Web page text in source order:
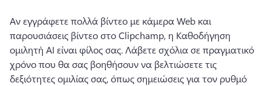
Αν εγγράφετε πολλά βίντεο με κάμερα Web και
παρουσιάσεις βίντεο στο Clipchamp, η Καθοδήγηση
ομιλητή AI είναι φίλος σας. Λάβετε σχόλια σε πραγματικό
χρόνο που θα σας βοηθήσουν να βελτιώσετε τις
δεξιότητες ομιλίας σας, όπως σημειώσεις για τον ρυθμό